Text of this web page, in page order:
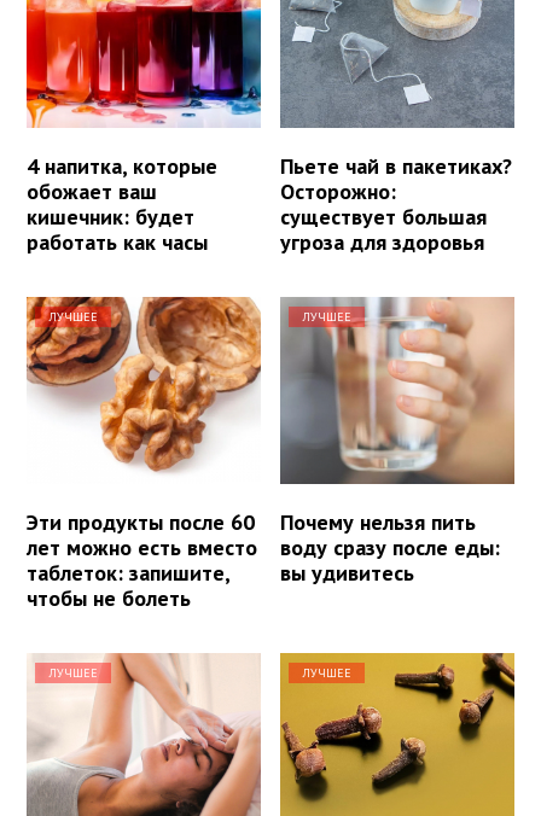
4 напитка, которые
обожает ваш
кишечник: будет
работать как часы
Пьете чай в пакетиках?
Осторожно:
существует большая
угроза для здоровья
ЛУЧШЕЕ
Эти продукты после 60
лет можно есть вместо
таблеток: запишите,
чтобы не болеть
ЛУЧШЕЕ
Почему нельзя пить
воду сразу после еды:
вы удивитесь
ЛУЧШЕЕ ЛУЧШЕЕ